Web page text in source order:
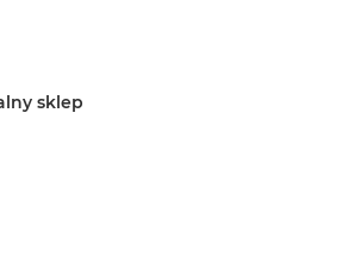
sklep